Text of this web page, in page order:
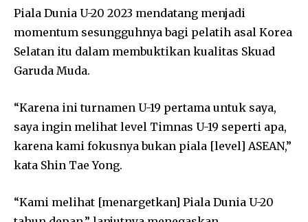
Piala Dunia U-20 2023 mendatang menjadi
momentum sesungguhnya bagi pelatih asal Korea
Selatan itu dalam membuktikan kualitas Skuad
Garuda Muda.
“Karena ini turnamen U-19 pertama untuk saya,
saya ingin melihat level Timnas U-19 seperti apa,
karena kami fokusnya bukan piala [level] ASEAN,”
kata Shin Tae Yong.
“Kami melihat [menargetkan] Piala Dunia U-20